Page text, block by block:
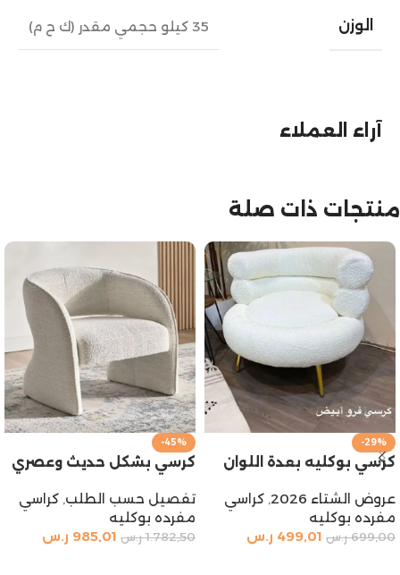
الوزن 35 كيلو حجمي مقدر (ك ح م)
آراء العملاء
منتجات ذات صلة
-29%
كرسي بوكليه بعدة اللوان
عروض الشتاء 2026 , كراسي
مفرده بوكليه
699,00 ر.س 499,01 ر.س
-45%
كرسي بشكل حديث وعصري
تفصيل حسب الطلب, كراسي
مفرده بوكليه
1.782,50 ر.س 985,01 ر.س